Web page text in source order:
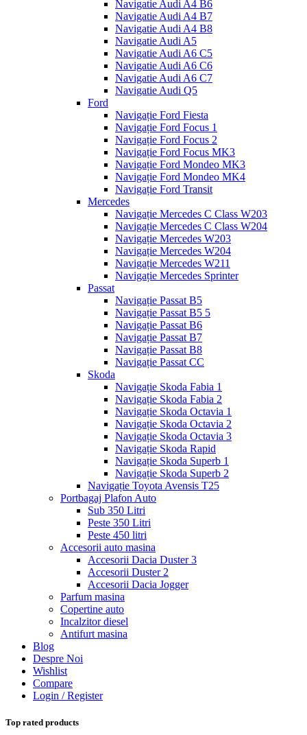
Navigatie Audi A4 B6
Navigatie Audi A4 B7
Navigatie Audi A4 B8
Navigatie Audi A5
Navigatie Audi A6 C5
Navigatie Audi A6 C6
Navigatie Audi A6 C7
Navigatie Audi Q5
Ford
Navigație Ford Fiesta
Navigație Ford Focus 1
Navigație Ford Focus 2
Navigație Ford Focus MK3
Navigație Ford Mondeo MK3
Navigație Ford Mondeo MK4
Navigație Ford Transit
Mercedes
Navigație Mercedes C Class W203
Navigație Mercedes C Class W204
Navigație Mercedes W203
Navigație Mercedes W204
Navigație Mercedes W211
Navigație Mercedes Sprinter
Passat
Navigație Passat B5
Navigație Passat B5 5
Navigație Passat B6
Navigație Passat B7
Navigație Passat B8
Navigație Passat CC
Skoda
Navigație Skoda Fabia 1
Navigație Skoda Fabia 2
Navigație Skoda Octavia 1
Navigație Skoda Octavia 2
Navigație Skoda Octavia 3
Navigație Skoda Rapid
Navigație Skoda Superb 1
Navigație Skoda Superb 2
Navigație Toyota Avensis T25
Portbagaj Plafon Auto
Sub 350 Litri
Peste 350 Litri
Peste 450 litri
Accesorii auto masina
Accesorii Dacia Duster 3
Accesorii Duster 2
Accesorii Dacia Jogger
Parfum masina
Copertine auto
Incalzitor diesel
Antifurt masina
Blog
Despre Noi
Wishlist
Compare
Login / Register
Top rated products